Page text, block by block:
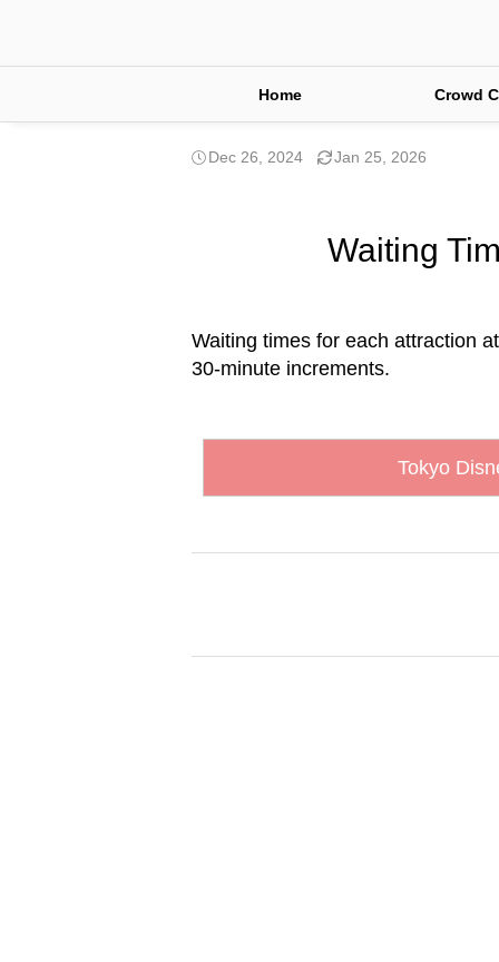
Home Crowd
Dec 26, 2024 Jan 25, 2026
Waiting
Waiting times for each attraction
30-minute increments.
Tokyo